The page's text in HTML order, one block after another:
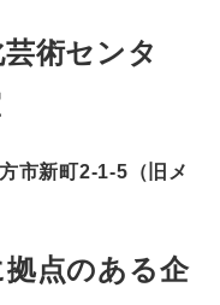
術センタ
市新町2-1-5（旧メ
点のある企